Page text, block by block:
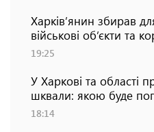
Харків’янин збирав
військові об’єкти та
19:25
У Харкові та області
шквали: якою буде
18:14